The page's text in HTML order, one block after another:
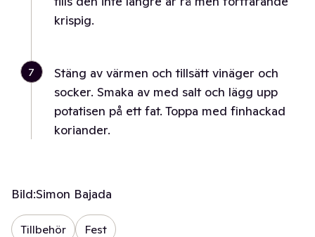
krispig.
7
Stäng av värmen och tillsätt vinäger och
socker. Smaka av med salt och lägg upp
potatisen på ett fat. Toppa med finhackad
koriander.
Bild:Simon Bajada
Tillbehör Fest